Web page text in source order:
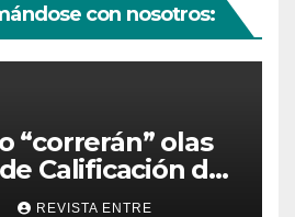
con nosotros:
“correrán” olas
Calificación de
de Surf
REVISTA ENTRE